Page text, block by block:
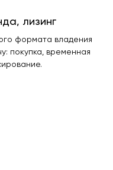
лизинг
формата владения
покупка, временная